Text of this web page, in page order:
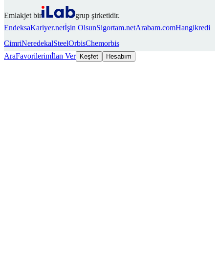
Emlakjet bir
grup şirketidir.
EndeksaKariyer.netİşin OlsunSigortam.netArabam.comHangikredi
CimriNeredekalSteelOrbisChemorbis
AraFavorilerimİlan Ver Keşfet Hesabım